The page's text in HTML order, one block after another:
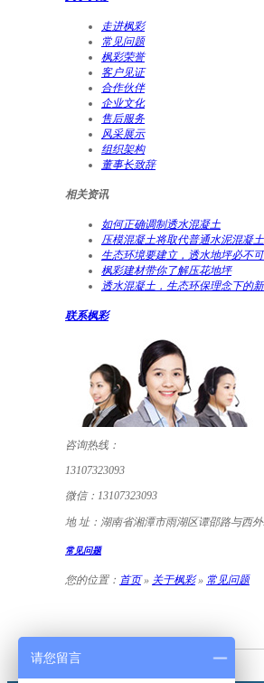
走进枫彩
常见问题
枫彩荣誉
客户见证
合作伙伴
企业文化
售后服务
风采展示
组织架构
董事长致辞
相关资讯
如何正确调制透水混凝土
压模混凝土将取代普通水泥混凝土
生态环境要建立，透水地坪必不
枫彩建材带你了解压花地坪
透水混凝土，生态环保理念下的
联系枫彩
咨询热线：
13107323093
微信： 13107323093
地 址： 湖南省湘潭市雨湖区谭邵路与西
常见问题
您的位置： 首页» 关于枫彩» 常见问题
请您留言